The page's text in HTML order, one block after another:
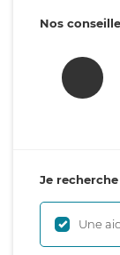
Nos
Je recherche
Une